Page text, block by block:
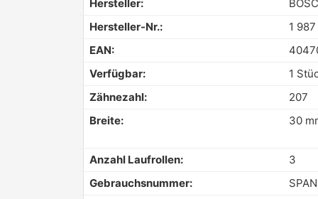
Hersteller:
Hersteller-Nr.:
1
EAN:
Verfügbar:
1
Zähnezahl:
207
Breite:
30
Anzahl Laufrollen: 3
Gebrauchsnummer: